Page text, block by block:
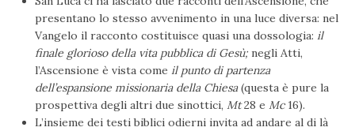
presentano lo stesso avvenimento in una luce diversa: nel
Vangelo il racconto costituisce quasi una dossologia: il
finale glorioso della vita pubblica di Gesù;negli Atti,
l’Ascensione è vista come il punto di partenza
dell’espansione missionaria della Chiesa(questa è pure la
prospettiva degli altri due sinottici, Mt28 e Mc16).
L’insieme dei testi biblici odierni invita ad andare al di là